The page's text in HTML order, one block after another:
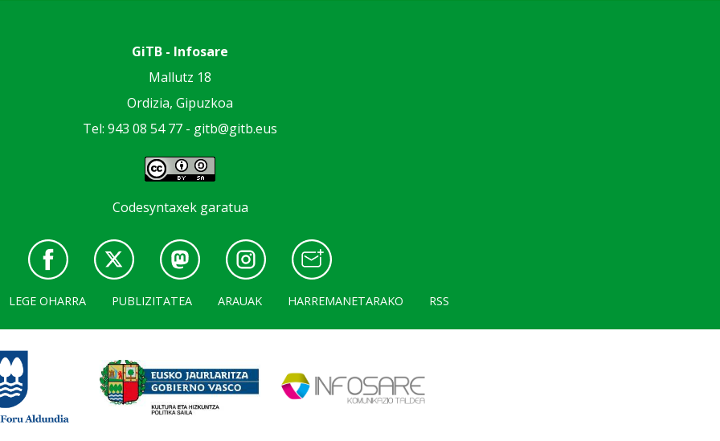
GiTB - Infosare
Mallutz 18
Ordizia, Gipuzkoa
Tel: 943 08 54 77 - gitb@gitb.eus
Codesyntaxek garatua
LEGE OHARRA PUBLIZITATEA ARAUAK HARREMANETARAKO RSS